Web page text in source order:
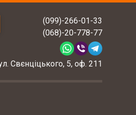
(099)-266-01-33
(068)-20-778-77
Свєнціцького, 5, оф. 211